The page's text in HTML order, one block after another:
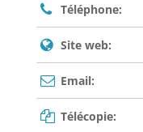
Téléphone:
Site web:
Email:
Télécopie: